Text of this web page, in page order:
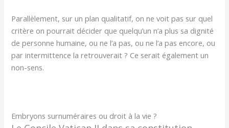
Parallèlement, sur un plan qualitatif, on ne voit pas sur quel
critère on pourrait décider que quelqu’un n’a plus sa dignité
de personne humaine, ou ne l’a pas, ou ne l’a pas encore, ou
par intermittence la retrouverait ? Ce serait également un
non-sens.
Embryons surnuméraires ou droit à la vie ?